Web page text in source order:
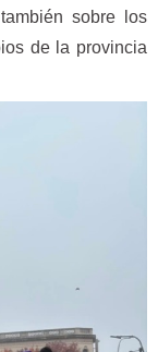
sobre los
de la provincia